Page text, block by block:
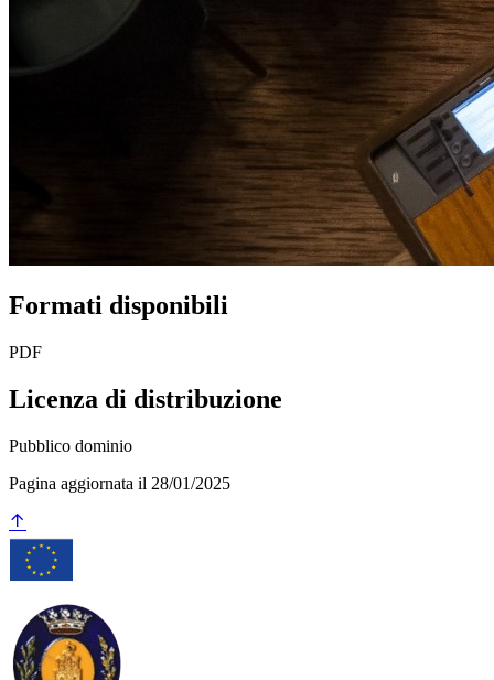
Formati disponibili
PDF
Licenza di distribuzione
Pubblico dominio
Pagina aggiornata il 28/01/2025